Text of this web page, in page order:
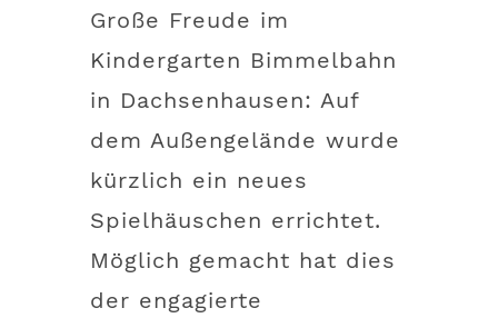
Große Freude im
Kindergarten Bimmelbahn
in Dachsenhausen: Auf
dem Außengelände wurde
kürzlich ein neues
Spielhäuschen errichtet.
Möglich gemacht hat dies
der engagierte